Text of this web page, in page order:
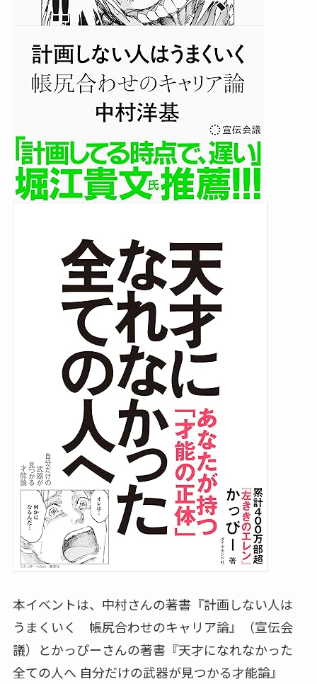
本イベントは、中村さんの著書『計画しない人は
うまくいく 帳尻合わせのキャリア論』（宣伝会
議）とかっぴーさんの著書『天才になれなかった
全ての人へ 自分だけの武器が見つかる才能論』